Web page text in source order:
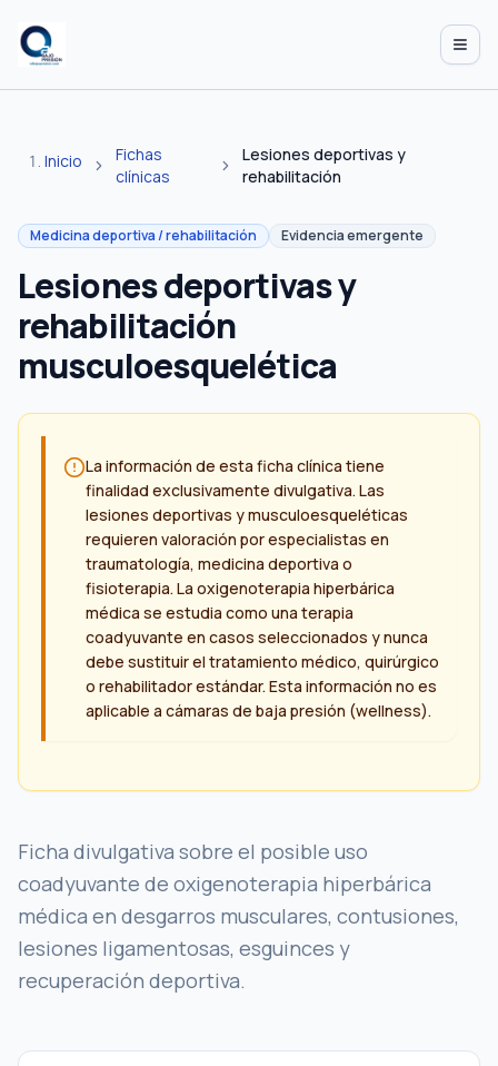
Abrir
Inicio
Fichas
clínicas
Lesiones deportivas y
rehabilitación
Medicina deportiva / rehabilitación Evidencia emergente
Lesiones deportivas y
rehabilitación
musculoesquelética
La información de esta ficha clínica tiene
finalidad exclusivamente divulgativa. Las
lesiones deportivas y musculoesqueléticas
requieren valoración por especialistas en
traumatología, medicina deportiva o
fisioterapia. La oxigenoterapia hiperbárica
médica se estudia como una terapia
coadyuvante en casos seleccionados y nunca
debe sustituir el tratamiento médico, quirúrgico
o rehabilitador estándar. Esta información no es
aplicable a cámaras de baja presión (wellness).
Ficha divulgativa sobre el posible uso
coadyuvante de oxigenoterapia hiperbárica
médica en desgarros musculares, contusiones,
lesiones ligamentosas, esguinces y
recuperación deportiva.